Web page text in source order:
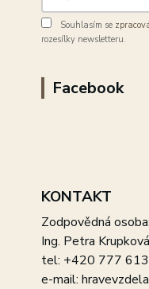
Souhlasím se
rozesílky newsletteru.
Facebook
KONTAKT
Zodpovědná osoba:
Ing. Petra Krupková
tel: +420 777
e-mail: